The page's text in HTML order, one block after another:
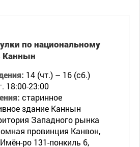
по национальному
Каннын
14 (чт.) – 16 (сб.)
18:00-23:00
старинное
здание Каннын
Западного рынка
провинция Канвон,
ро 131-понкиль 6,